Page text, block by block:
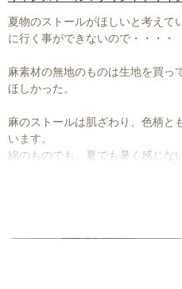
夏物のストールがほしいと考えて
に行く事ができないので・・・・
麻素材の無地のものは生地を買っ
ほしかった。
麻のストールは肌ざわり、色柄と
います。
綿のものでも、夏でも暑く感じな
首廻りにまくのに小さいサイズの
東京で催事の予定がありましたら